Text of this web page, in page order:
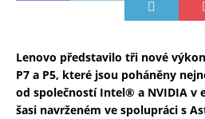
Lenovo představilo tři nové
P7 a P5, které jsou poháněny
od společností Intel® a NVIDIA v
šasi navrženém ve spolupráci s